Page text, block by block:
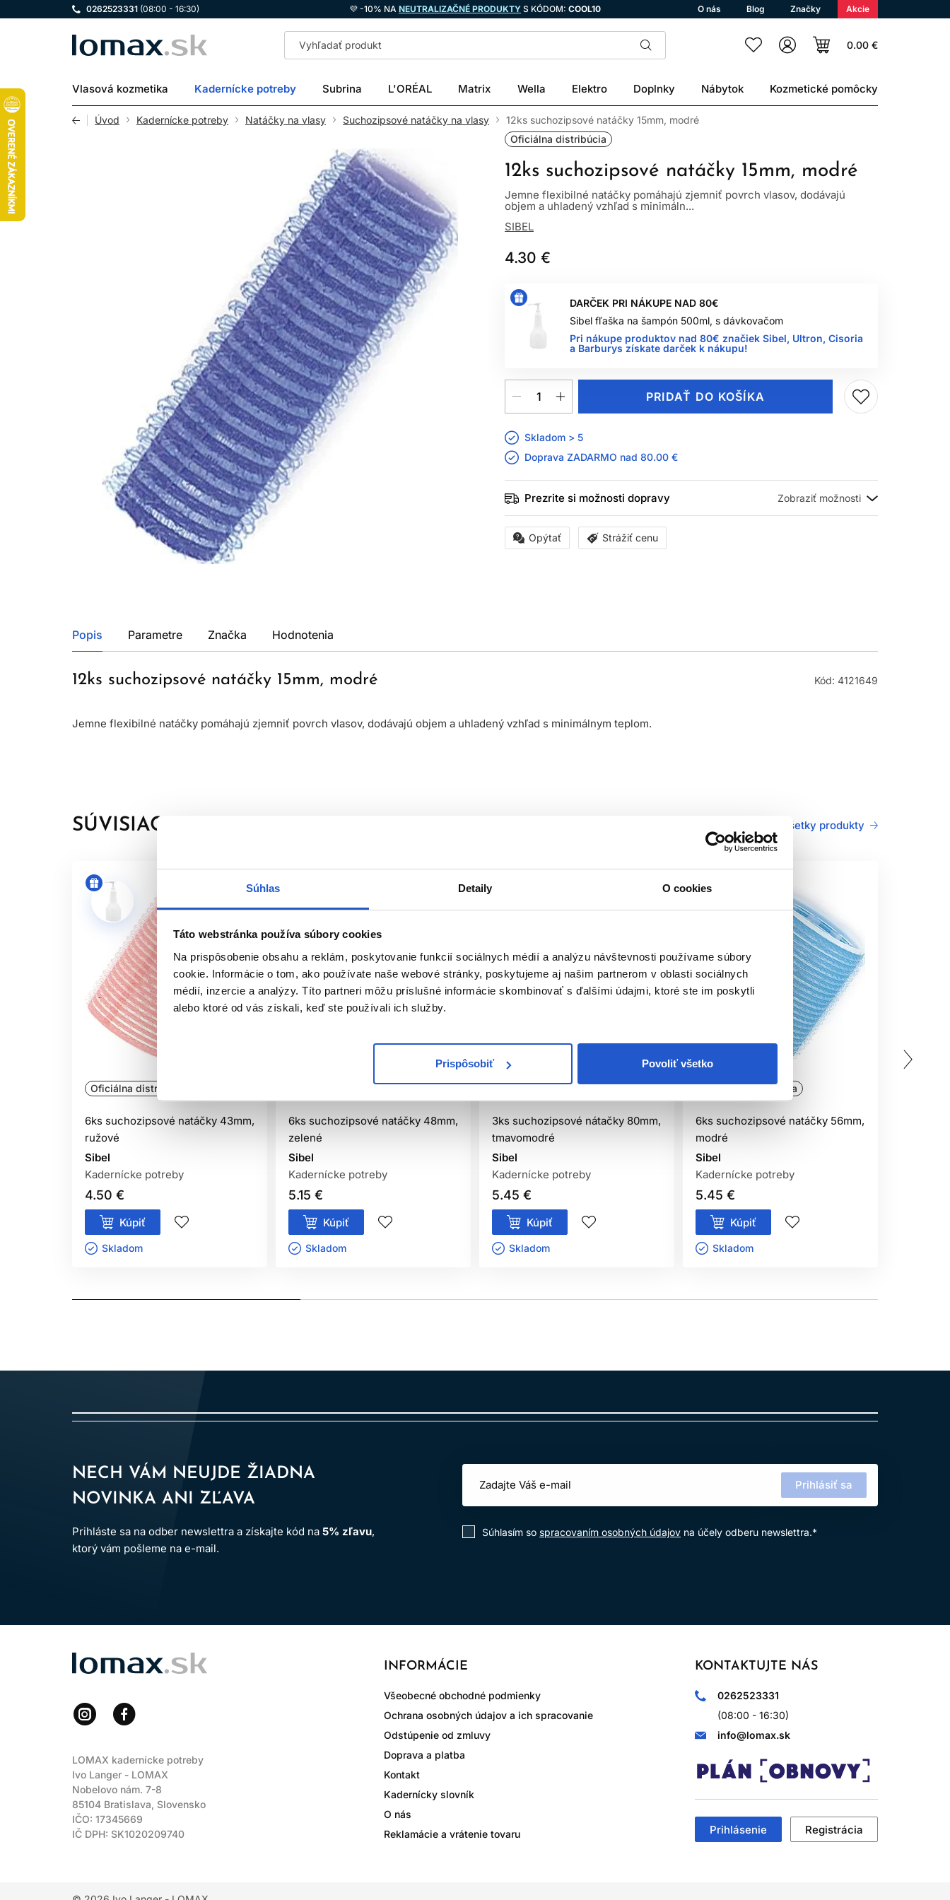
Súhlas Detaily O cookies
Táto webstránka používa súbory cookies
Na prispôsobenie obsahu a reklám, poskytovanie funkcií sociálnych médií a analýzu návštevnosti používame súbory
cookie. Informácie o tom, ako používate naše webové stránky, poskytujeme aj našim partnerom v oblasti sociálnych
médií, inzercie a analýzy. Títo partneri môžu príslušné informácie skombinovať s ďalšími údajmi, ktoré ste im poskytli
alebo ktoré od vás získali, keď ste používali ich služby.
Prispôsobiť Povoliť všetko
0262523331 (08:00 - 16:30) 💜 -10% NA NEUTRALIZAČNÉ PRODUKTY S KÓDOM: COOL10 O nás Blog Značky Akcie
LOMAX 0.00 €
Vlasová kozmetika Kadernícke potreby Subrina L'ORÉAL Matrix Wella Elektro Doplnky Nábytok Kozmetické pomôcky
Úvod Kadernícke potreby Natáčky na vlasy Suchozipsové natáčky na vlasy
12ks suchozipsové natáčky 15mm, modré
Oficiálna distribúcia
12ks suchozipsové natáčky 15mm, modré
Jemne flexibilné natáčky pomáhajú zjemniť povrch vlasov, dodávajú
objem a uhladený vzhľad s minimáln...
SIBEL
4.30 €
DARČEK PRI NÁKUPE NAD 80€
Sibel fľaška na šampón 500ml, s dávkovačom
Pri nákupe produktov nad 80€ značiek Sibel, Ultron, Cisoria
a Barburys získate darček k nákupu!
PRIDAŤ DO KOŠÍKA
Skladom > 5
Doprava ZADARMO nad 80.00 €
Prezrite si možnosti dopravy
Opýtať Strážiť cenu
Popis Parametre Značka Hodnotenia
12ks suchozipsové natáčky 15mm, modré Kód: 4121649
Jemne flexibilné natáčky pomáhajú zjemniť povrch vlasov, dodávajú objem a uhladený vzhľad s minimálnym teplom.
SÚVISIACE PRODUKTY Všetky produkty
Oficiálna distribúcia
6ks suchozipsové natáčky 43mm,
ružové
Sibel
Kadernícke potreby
4.50 €
Kúpiť
Skladom ㅤ
Oficiálna distribúcia
6ks suchozipsové natáčky 48mm,
zelené
Sibel
Kadernícke potreby
5.15 €
Kúpiť
Skladom ㅤ
Oficiálna distribúcia
3ks suchozipsové nátačky 80mm,
tmavomodré
Sibel
Kadernícke potreby
5.45 €
Kúpiť
Skladom ㅤ
Oficiálna distribúcia
6ks suchozipsové natáčky 56mm,
modré
Sibel
Kadernícke potreby
5.45 €
Kúpiť
Skladom ㅤ
NECH VÁM NEUJDE ŽIADNA
NOVINKA ANI ZĽAVA
Prihláste sa na odber newslettra a získajte kód na 5% zľavu,
ktorý vám pošleme na e-mail.
Prihlásiť sa
Súhlasím so spracovaním osobných údajov na účely odberu newslettra.*
LOMAX
LOMAX kadernícke potreby
Ivo Langer - LOMAX
Nobelovo nám. 7-8
85104 Bratislava, Slovensko
IČO: 17345669
IČ DPH: SK1020209740
KONTAKTUJTE NÁS
0262523331
(08:00 - 16:30)
info@lomax.sk
Prihlásenie Registrácia
INFORMÁCIE
Všeobecné obchodné podmienky
Ochrana osobných údajov a ich spracovanie
Odstúpenie od zmluvy
Doprava a platba
Kontakt
Kadernícky slovník
O nás
Reklamácie a vrátenie tovaru